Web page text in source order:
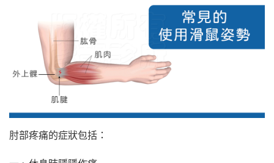
肘部疼痛的症狀包括：